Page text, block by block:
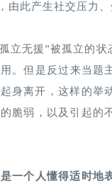
由此产生社交压力
立无援”被孤立的
。但是反过来当
身离开，这样的
脆弱，以及引起
一个人懂得适时地